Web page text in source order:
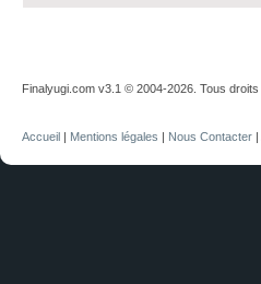
Finalyugi.com v3.1 © 2004-2026. Tous
Accueil | Mentions légales | Nous Contacter |